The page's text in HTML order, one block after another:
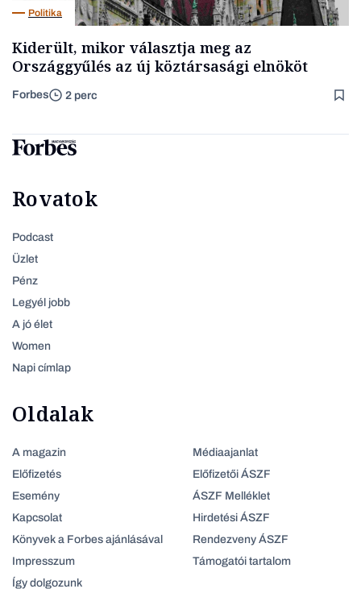
Politika
Kiderült, mikor választja meg az
Országgyűlés az új köztársasági elnököt
Forbes 2 perc
Rovatok
Podcast
Üzlet
Pénz
Legyél jobb
A jó élet
Women
Napi címlap
Oldalak
A magazin
Előfizetés
Esemény
Kapcsolat
Könyvek a Forbes ajánlásával
Impresszum
Így dolgozunk
Médiaajanlat
Előfizetői ÁSZF
ÁSZF Melléklet
Hirdetési ÁSZF
Rendezveny ÁSZF
Támogatói tartalom